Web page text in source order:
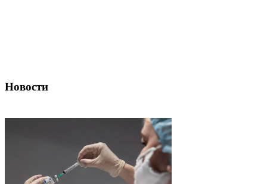
Новости